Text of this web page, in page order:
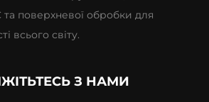
поверхневої обробки для
всього світу.
З НАМИ